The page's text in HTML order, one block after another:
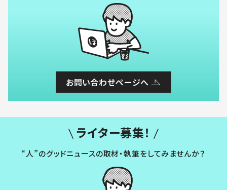
お問い合わせページへ
ライター募集！
“人”のグッドニュースの取材・執筆をしてみませんか？